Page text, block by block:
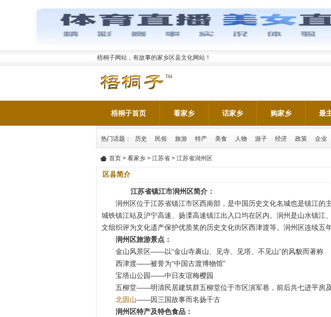
梧桐子网站，有故事的家乡区县文化网站！
梧桐子首页 看家乡 话家乡 购家乡 最
热门话题： 历史 民俗 旅游 特产 美食 人物 游子 经济 政策 企业
首页 > 看家乡 > 江苏省 > 江苏省润州区
区县简介
江苏省镇江市润州区简介：
润州区位于江苏省镇江市区西南部，是中国历史文化名城也是镇江
城铁镇江站及沪宁高速、扬溧高速镇江出入口均在区内。润州是山水镇
文组织评为文化遗产保护优质奖的历史文化街区西津渡等。润州区连续五
润州区旅游景点：
金山风景区——以“金山寺裹山、见寺、见塔、不见山”的风貌而著称
西津渡——被誉为“中国古渡博物馆”
宝塔山公园——中日友谊梅樱园
五柳堂——明清民居建筑群五柳堂位于市区演军巷，前后共七进平房
北固山——因三国故事而名扬千古
润州区特产及特色食品：